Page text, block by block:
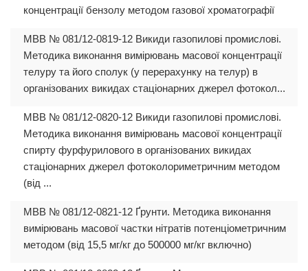
концентрації бензолу методом газової хроматографії
МВВ № 081/12-0819-12 Викиди газопилові промислові.
Методика виконання вимірювань масової концентрації
телуру та його сполук (у перерахунку на телур) в
організованих викидах стаціонарних джерел фотокол...
МВВ № 081/12-0820-12 Викиди газопилові промислові.
Методика виконання вимірювань масової концентрації
спирту фурфурилового в організованих викидах
стаціонарних джерел фотоколориметричним методом
(від ...
МВВ № 081/12-0821-12 Ґрунти. Методика виконання
вимірювань масової частки нітратів потенціометричним
методом (від 15,5 мг/кг до 500000 мг/кг включно)